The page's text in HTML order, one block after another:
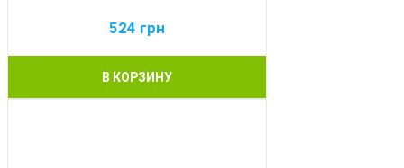
524 грн
В КОРЗИНУ